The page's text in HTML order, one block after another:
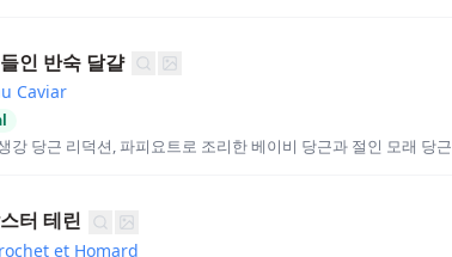
인 반숙 달걀
Caviar
강 당근 리덕션, 파피요트로 조리한 베이비 당근과 절인 모래 당근
터 테린
et Homard